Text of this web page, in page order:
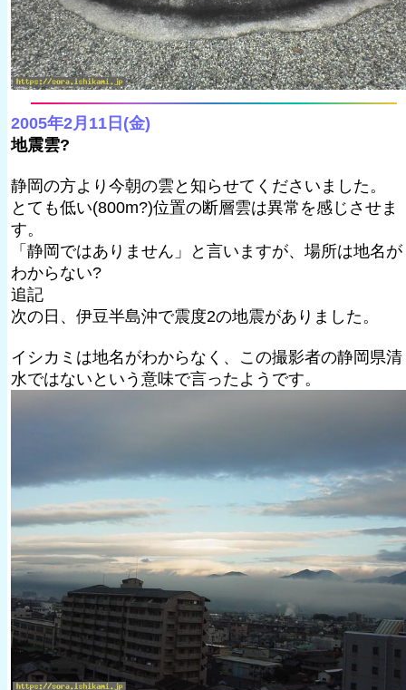
2005年2月11日(金)
地震雲?
静岡の方より今朝の雲と知らせてくださいました。
とても低い(800m?)位置の断層雲は異常を感じさせま
す。
「静岡ではありません」と言いますが、場所は地名が
わからない?
追記
次の日、伊豆半島沖で震度2の地震がありました。
イシカミは地名がわからなく、この撮影者の静岡県清
水ではないという意味で言ったようです。